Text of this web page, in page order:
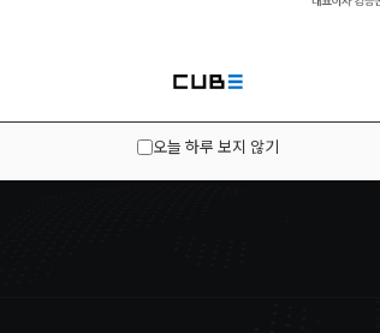
오늘 하루 보지 않기